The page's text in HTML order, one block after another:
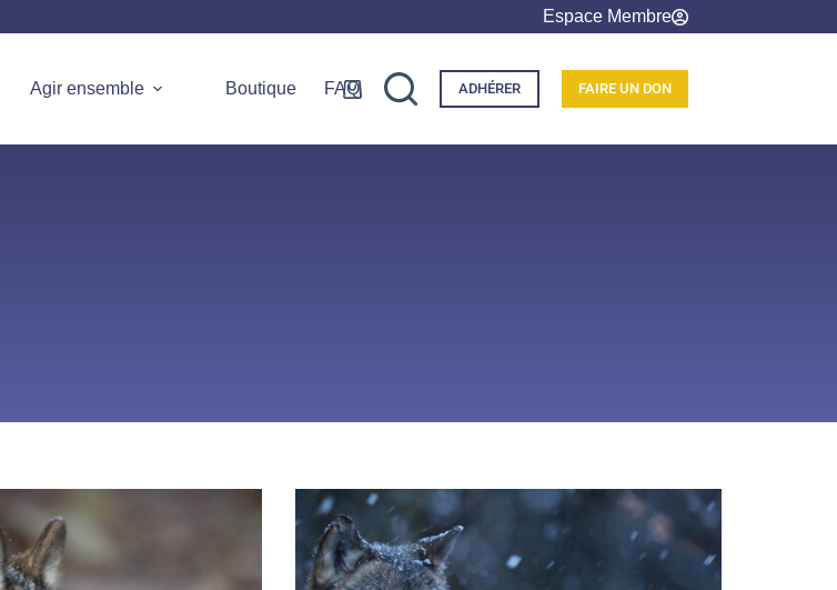
Espace Membre
Agir ensemble Boutique FAQ ADHÉRER FAIRE UN DON